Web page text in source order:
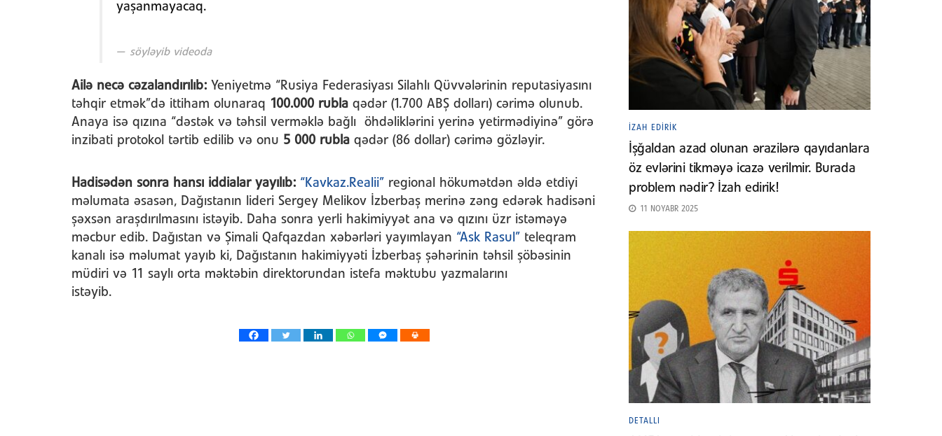
yaşanmayacaq.
söyləyib videoda
Ailə necə cəzalandırılıb: Yeniyetmə “Rusiya Federasiyası Silahlı Qüvvələrinin reputasiyasını
təhqir etmək”də ittiham olunaraq 100.000 rubla qədər (1.700 ABŞ dolları) cərimə olunub.
Anaya isə qızına “dəstək və təhsil verməklə bağlı öhdəliklərini yerinə yetirmədiyinə” görə
inzibati protokol tərtib edilib və onu 5 000 rubla qədər (86 dollar) cərimə gözləyir.
Hadisədən sonra hansı iddialar yayılıb: “Kavkaz.Realii” regional hökumətdən əldə etdiyi
məlumata əsasən, Dağıstanın lideri Sergey Melikov İzberbaş merinə zəng edərək hadisəni
şəxsən araşdırılmasını istəyib. Daha sonra yerli hakimiyyət ana və qızını üzr istəməyə
məcbur edib. Dağıstan və Şimali Qafqazdan xəbərləri yayımlayan “Ask Rasul” teleqram
kanalı isə məlumat yayıb ki, Dağıstanın hakimiyyəti İzberbaş şəhərinin təhsil şöbəsinin
müdiri və 11 saylı orta məktəbin direktorundan istefa məktubu yazmalarını
istəyib.
İZAH EDIRIK
İşğaldan azad olunan ərazilərə qayıdanlara
öz evlərini tikməyə icazə verilmir. Burada
problem nədir? İzah edirik!
11 NOYABR 2025
DETALLI